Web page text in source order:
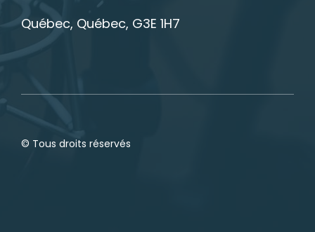
Québec, Québec, G3E 1H7
© Tous droits réservés